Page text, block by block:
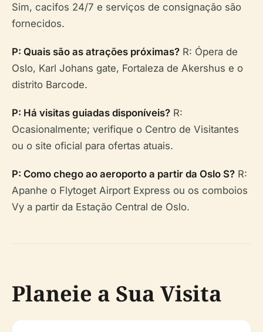
Sim, cacifos 24/7 e serviços de consignação são
fornecidos.
P: Quais são as atrações próximas? R: Ópera de
Oslo, Karl Johans gate, Fortaleza de Akershus e o
distrito Barcode.
P: Há visitas guiadas disponíveis? R:
Ocasionalmente; verifique o Centro de Visitantes
ou o site oficial para ofertas atuais.
P: Como chego ao aeroporto a partir da Oslo S? R:
Apanhe o Flytoget Airport Express ou os comboios
Vy a partir da Estação Central de Oslo.
Planeie a Sua Visita